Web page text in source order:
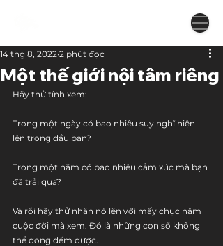
Một thế giới nội tâm riêng
14 thg 8, 2022 2 phút đọc
Hãy thử tính xem:
Trong một ngày có bao nhiêu suy nghĩ hiện
lên trong đầu bạn?
Trong một năm có bao nhiêu cảm xúc mà bạn
đã trải qua?
Và rồi hãy thử nhân nó lên với mấy chục năm
cuộc đời mà xem. Đó là những con số không
thể đong đếm được.